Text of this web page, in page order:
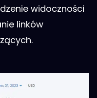
widoczności
linków